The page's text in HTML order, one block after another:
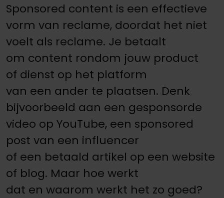
Sponsored content is een effectieve
vorm van reclame, doordat het niet
voelt als reclame. Je betaalt
om content rondom jouw product
of dienst op het platform
van een ander te plaatsen. Denk
bijvoorbeeld aan een gesponsorde
video op YouTube, een sponsored
post van een influencer
of een betaald artikel op een website
of blog. Maar hoe werkt
dat en waarom werkt het zo goed?